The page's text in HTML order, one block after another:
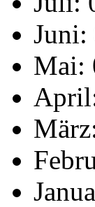
Juni:
Mai: